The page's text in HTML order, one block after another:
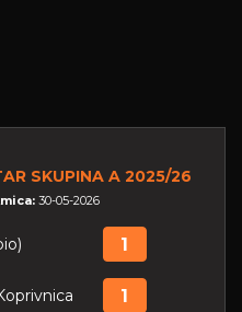
SKUPINA A 2025/26
30-05-2026
1
1